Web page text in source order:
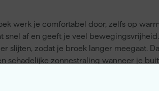
werk je comfortabel door, zelfs op
snel af en geeft je veel
slijten, zodat je broek langer meegaat.
schadelijke zonnestraling wanneer je
opvalt bij weinig licht, wat handig is bij
en sluit goed aan op je